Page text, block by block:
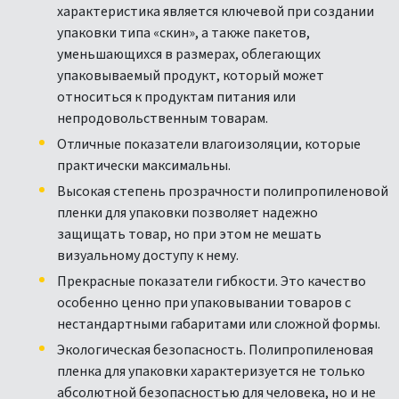
характеристика является ключевой при создании
упаковки типа «скин», а также пакетов,
уменьшающихся в размерах, облегающих
упаковываемый продукт, который может
относиться к продуктам питания или
непродовольственным товарам.
Отличные показатели влагоизоляции, которые
практически максимальны.
Высокая степень прозрачности полипропиленовой
пленки для упаковки позволяет надежно
защищать товар, но при этом не мешать
визуальному доступу к нему.
Прекрасные показатели гибкости. Это качество
особенно ценно при упаковывании товаров с
нестандартными габаритами или сложной формы.
Экологическая безопасность. Полипропиленовая
пленка для упаковки характеризуется не только
абсолютной безопасностью для человека, но и не